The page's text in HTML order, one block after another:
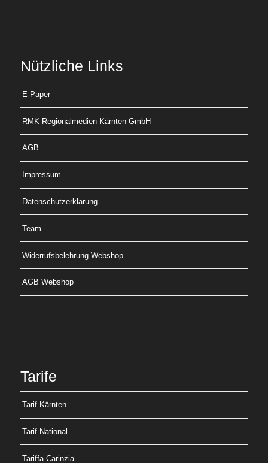
Nützliche Links
E-Paper
RMK Regionalmedien Kärnten GmbH
AGB
Impressum
Datenschutzerklärung
Team
Widerrufsbelehrung Webshop
AGB Webshop
Tarife
Tarif Kärnten
Tarif National
Tariffa Carinzia